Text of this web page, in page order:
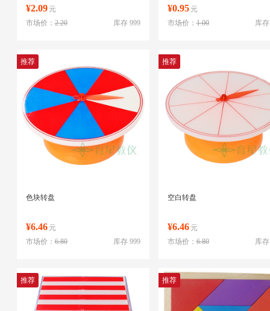
¥2.09 元
库存 999
市场价：2.20
¥0.95 元
库
市场价：1.00
推荐
色块转盘
¥6.46 元
库存 999
市场价：6.80
推荐
空白转盘
¥6.46 元
库
市场价：6.80
推荐 推荐